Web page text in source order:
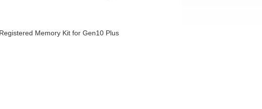
Memory Kit for Gen10 Plus